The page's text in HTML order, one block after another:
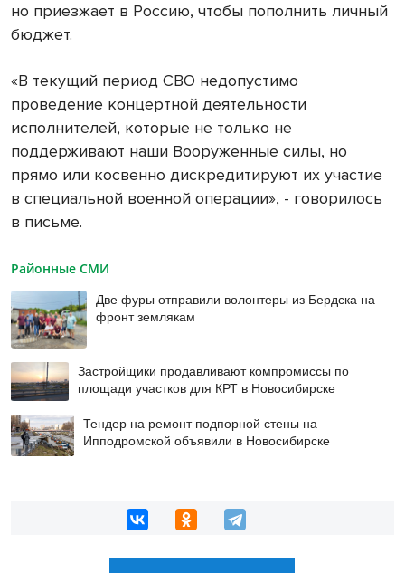
но приезжает в Россию, чтобы пополнить личный
бюджет.
«В текущий период СВО недопустимо
проведение концертной деятельности
исполнителей, которые не только не
поддерживают наши Вооруженные силы, но
прямо или косвенно дискредитируют их участие
в специальной военной операции», - говорилось
в письме.
Районные СМИ
Две фуры отправили волонтеры из Бердска на
фронт землякам
Застройщики продавливают компромиссы по
площади участков для КРТ в Новосибирске
Тендер на ремонт подпорной стены на
Ипподромской объявили в Новосибирске